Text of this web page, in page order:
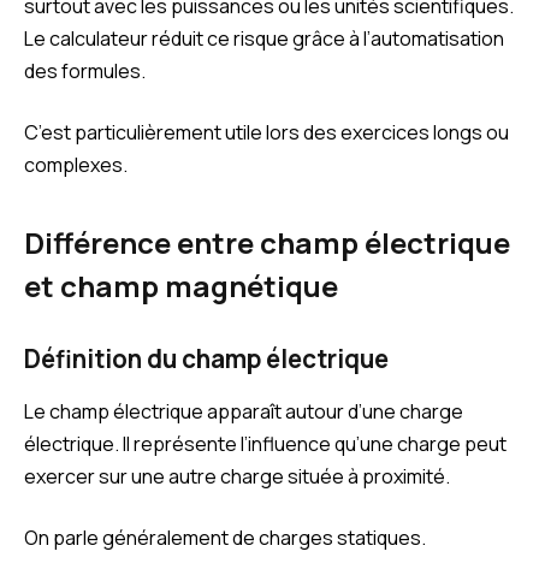
surtout avec les puissances ou les unités scientifiques.
Le calculateur réduit ce risque grâce à l’automatisation
des formules.
C’est particulièrement utile lors des exercices longs ou
complexes.
Différence entre champ électrique
et champ magnétique
Définition du champ électrique
Le champ électrique apparaît autour d’une charge
électrique. Il représente l’influence qu’une charge peut
exercer sur une autre charge située à proximité.
On parle généralement de charges statiques.